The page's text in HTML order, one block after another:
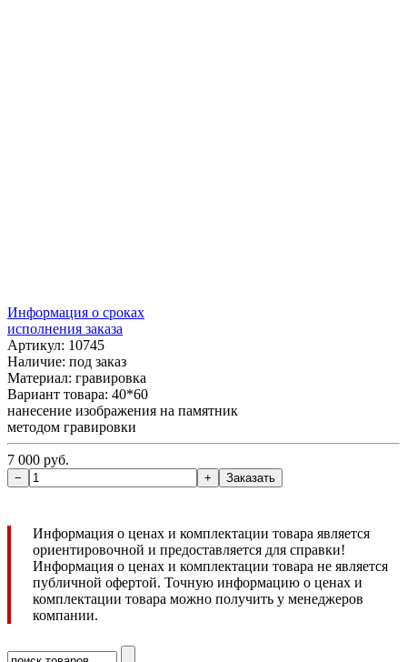
Информация о сроках
исполнения заказа
Артикул: 10745
Наличие: под заказ
Материал: гравировка
Вариант товара: 40*60
нанесение изображения на памятник
методом гравировки
7 000 руб.
Информация о ценах и комплектации товара является
ориентировочной и предоставляется для справки!
Информация о ценах и комплектации товара не является
публичной офертой. Точную информацию о ценах и
комплектации товара можно получить у менеджеров
компании.